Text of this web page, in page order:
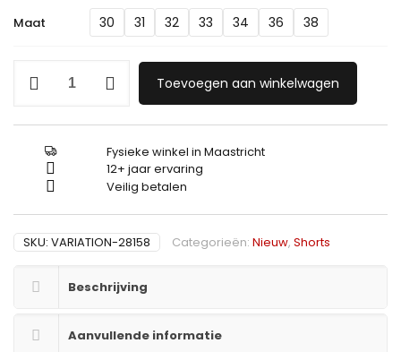
Maat
30 31 32 33 34 36 38
Jeans
Toevoegen aan winkelwagen
Fysieke winkel in Maastricht
12+ jaar ervaring
Veilig betalen
SKU: VARIATION-28158 Categorieën: Nieuw, Shorts
Beschrijving
Aanvullende informatie